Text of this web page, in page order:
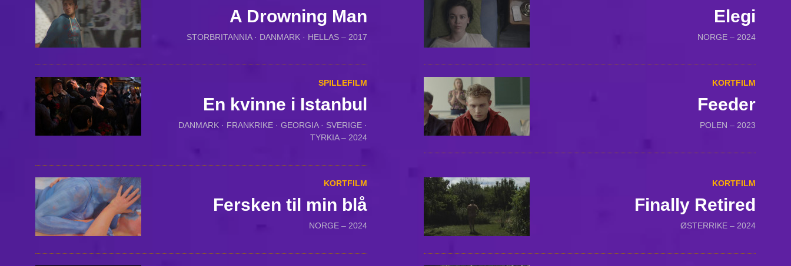
A Drowning Man
STORBRITANNIA · DANMARK · HELLAS – 2017
Elegi
NORGE – 2024
SPILLEFILM
En kvinne i Istanbul
DANMARK · FRANKRIKE · GEORGIA · SVERIGE ·
TYRKIA – 2024
KORTFILM
Feeder
POLEN – 2023
KORTFILM
Fersken til min blå
NORGE – 2024
KORTFILM
Finally Retired
ØSTERRIKE – 2024